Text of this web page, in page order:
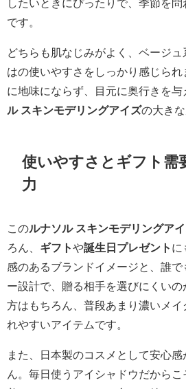
したいときにぴったりで、季節を
です。
どちらも肌なじみがよく、ベージ
はの使いやすさをしっかり感じら
に地味にならず、目元に奥行きを
ル スキンモデリングアイズの大きな
使いやすさとギフト需
力
このルナソル スキンモデリングア
ろん、 ギフトや誕生日プレゼント に
感のあるブランドイメージと、誰で
ー設計で、贈る相手を選びにくい
方はもちろん、普段あまり濃いメ
れやすいアイテムです。
また、日本製のコスメとして安心
ん。毎日使うアイシャドウだから